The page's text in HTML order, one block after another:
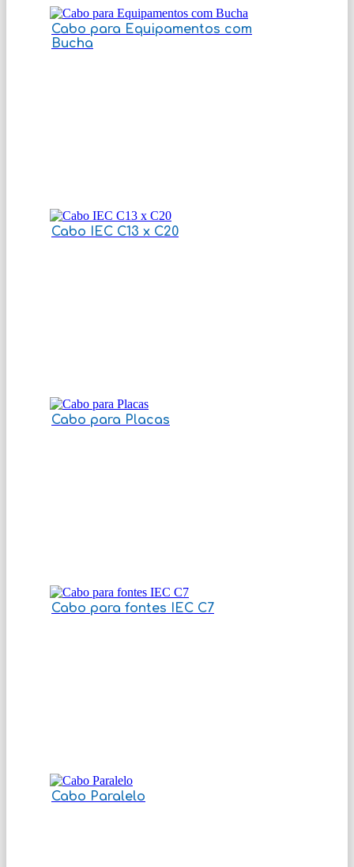
Cabo para Equipamentos com
Bucha
Cabo IEC C13 x C20
Cabo para Placas
Cabo para fontes IEC C7
Cabo Paralelo